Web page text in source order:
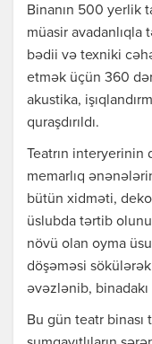
Binanın 500 yerlik
müasir avadanlıqla
bədii və texniki
etmək üçün 360
akustika,
quraşdırıldı.
Teatrın
memarlıq
bütün xidməti,
üslubda tərtib
növü olan oyma
döşəməsi
əvəzlənib,
Bu gün teatr